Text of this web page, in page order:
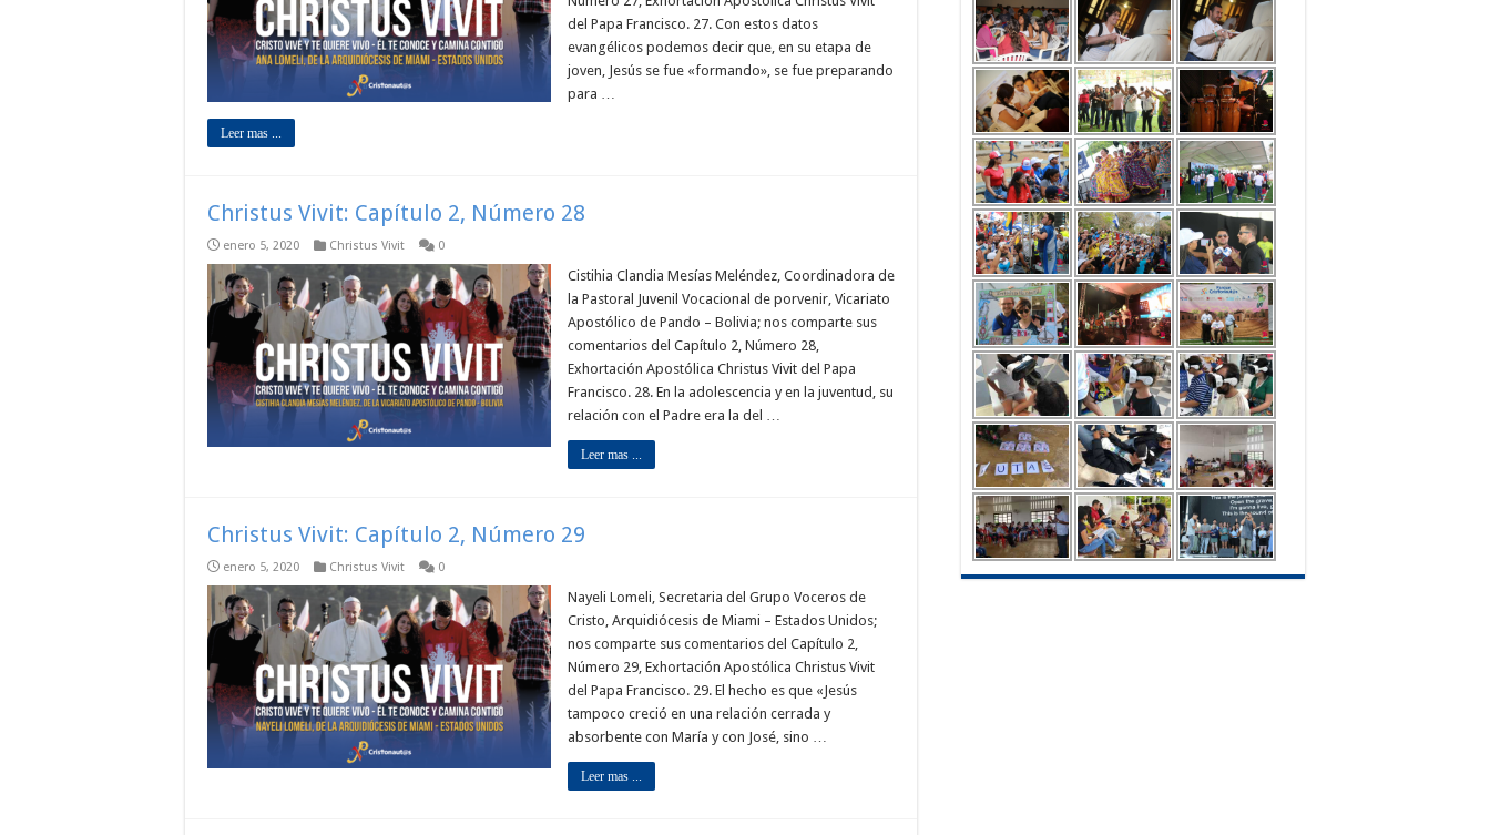
del Papa Francisco. 27. Con estos datos
evangélicos podemos decir que, en su etapa de
joven, Jesús se fue «formando», se fue preparando
para …
Leer mas ...
Christus Vivit: Capítulo 2, Número 28
enero 5, 2020 Christus Vivit 0
Cistihia Clandia Mesías Meléndez, Coordinadora de
la Pastoral Juvenil Vocacional de porvenir, Vicariato
Apostólico de Pando – Bolivia; nos comparte sus
comentarios del Capítulo 2, Número 28,
Exhortación Apostólica Christus Vivit del Papa
Francisco. 28. En la adolescencia y en la juventud, su
relación con el Padre era la del …
Leer mas ...
Christus Vivit: Capítulo 2, Número 29
enero 5, 2020 Christus Vivit 0
Nayeli Lomeli, Secretaria del Grupo Voceros de
Cristo, Arquidiócesis de Miami – Estados Unidos;
nos comparte sus comentarios del Capítulo 2,
Número 29, Exhortación Apostólica Christus Vivit
del Papa Francisco. 29. El hecho es que «Jesús
tampoco creció en una relación cerrada y
absorbente con María y con José, sino …
Leer mas ...